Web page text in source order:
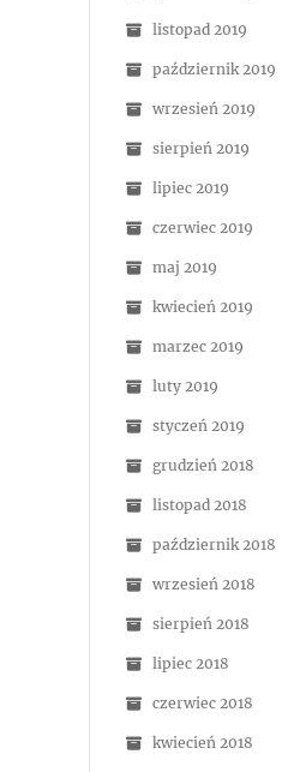
listopad 2019
październik 2019
wrzesień 2019
sierpień 2019
lipiec 2019
czerwiec 2019
maj 2019
kwiecień 2019
marzec 2019
luty 2019
styczeń 2019
grudzień 2018
listopad 2018
październik 2018
wrzesień 2018
sierpień 2018
lipiec 2018
czerwiec 2018
kwiecień 2018